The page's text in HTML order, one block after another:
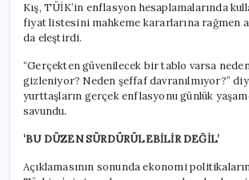
Kış, TÜİK’in enflasyon hesaplamalarında
fiyat listesini mahkeme kararlarına rağmen
da eleştirdi.
“Gerçekten güvenilecek bir tablo varsa
gizleniyor? Neden şeffaf davranılmıyor?”
yurttaşların gerçek enflasyonu günlük
savundu.
‘BU DÜZEN SÜRDÜRÜLEBİLİR DEĞİL’
Açıklamasının sonunda ekonomi